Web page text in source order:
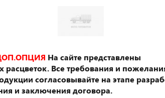
На сайте представлены
расцветок. Все требования и
согласовывайте на этапе
и заключения договора.